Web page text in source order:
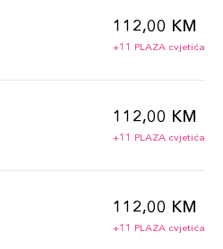
112,00 KM
+11 PLAZA cvjetića
112,00 KM
+11 PLAZA cvjetića
112,00 KM
+11 PLAZA cvjetića